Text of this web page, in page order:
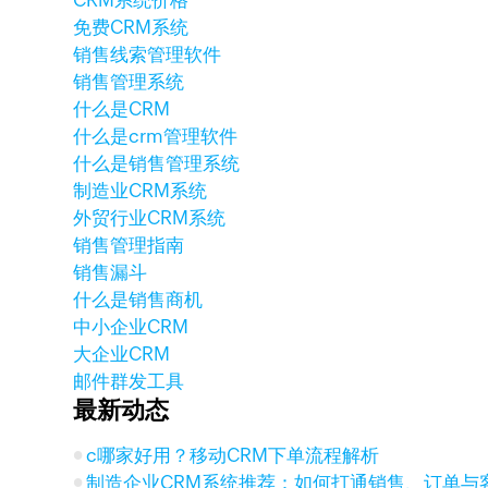
免费CRM系统
销售线索管理软件
销售管理系统
什么是CRM
什么是crm管理软件
什么是销售管理系统
制造业CRM系统
外贸行业CRM系统
销售管理指南
销售漏斗
什么是销售商机
中小企业CRM
大企业CRM
邮件群发工具
最新动态
c哪家好用？移动CRM下单流程解析
制造企业CRM系统推荐：如何打通销售、订单与